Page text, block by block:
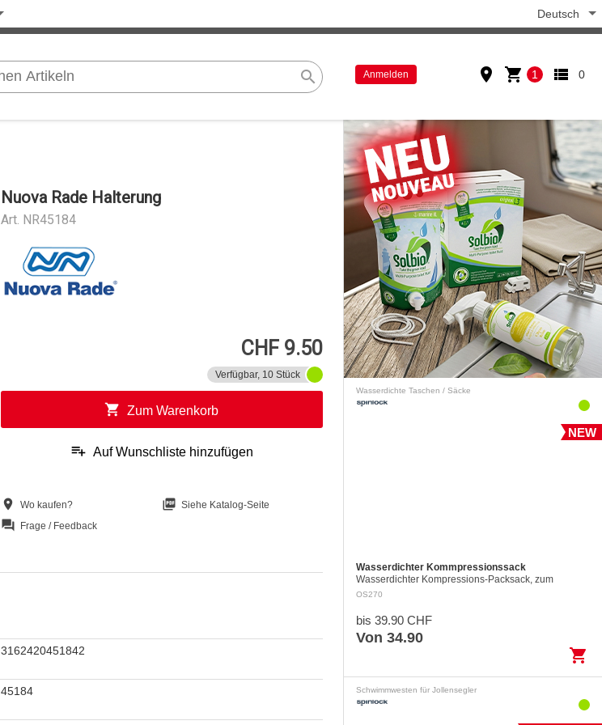
Deutsch
search Anmelden place shopping_cart 1 view_list 0
Nuova Rade Halterung
Art. NR45184
CHF 9.50
Verfügbar, 10 Stück
shopping_cart Zum Warenkorb
playlist_add Auf Wunschliste hinzufügen
location_on Wo kaufen? picture_as_pdf Siehe Katalog-Seite
question_answer Frage / Feedback
3162420451842
45184
Wasserdichte Taschen / Säcke
NEW
Wasserdichter Kommpressionssack
Wasserdichter Kompressions-Packsack, zum
Verstauen und trocken halten der Kleider in einer
OS270
bis 39.90 CHF
Von 34.90
shopping_cart
Schwimmwesten für Jollensegler